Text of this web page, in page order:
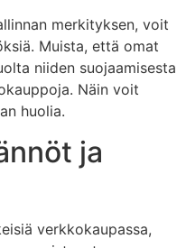
merkityksen, voit
Muista, että omat
niiden suojaamisesta
Näin voit
huolia.
ja
verkkokaupassa,